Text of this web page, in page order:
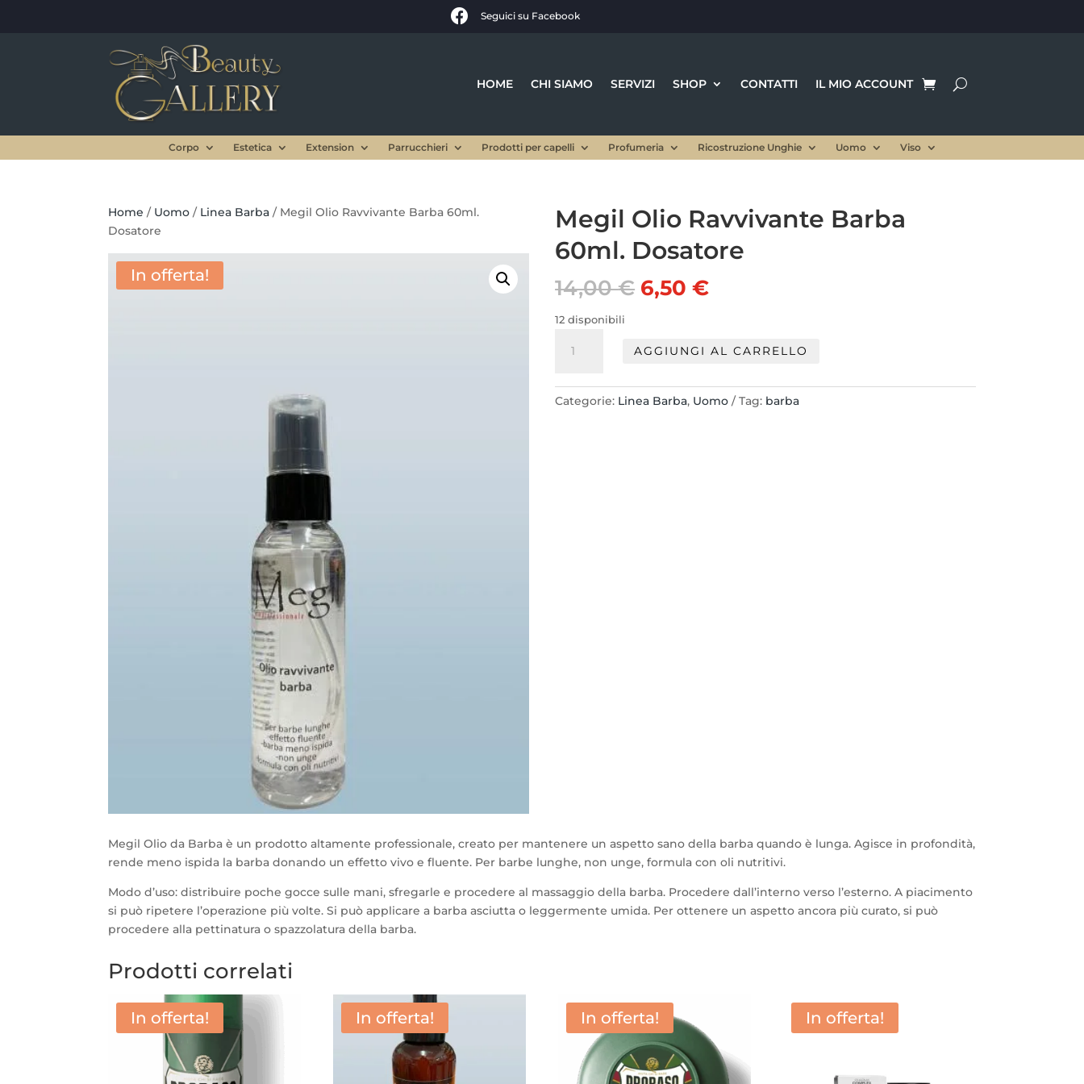
 Seguici su Facebook
HOME CHI SIAMO SERVIZI SHOP CONTATTI IL MIO ACCOUNT
Corpo Estetica Extension Parrucchieri Prodotti per capelli Profumeria Ricostruzione Unghie Uomo Viso
Home / Uomo / Linea Barba / Megil Olio Ravvivante Barba 60ml.
Dosatore
In offerta!
Megil Olio Ravvivante Barba
60ml. Dosatore
14,00€ Il
prezzo
era:
14,00 €.
6,50€Il
è:
6,50 €.
12 disponibili
Olio
60ml.
AGGIUNGI AL CARRELLO
Categorie: Linea Barba, Uomo Tag: barba
Megil Olio da Barba è un prodotto altamente professionale, creato per mantenere un aspetto sano della barba quando è lunga. Agisce in profondità,
rende meno ispida la barba donando un effetto vivo e fluente. Per barbe lunghe, non unge, formula con oli nutritivi.
Modo d’uso: distribuire poche gocce sulle mani, sfregarle e procedere al massaggio della barba. Procedere dall’interno verso l’esterno. A piacimento
si può ripetere l’operazione più volte. Si può applicare a barba asciutta o leggermente umida. Per ottenere un aspetto ancora più curato, si può
procedere alla pettinatura o spazzolatura della barba.
Prodotti correlati
In offerta! In offerta! In offerta! In offerta!